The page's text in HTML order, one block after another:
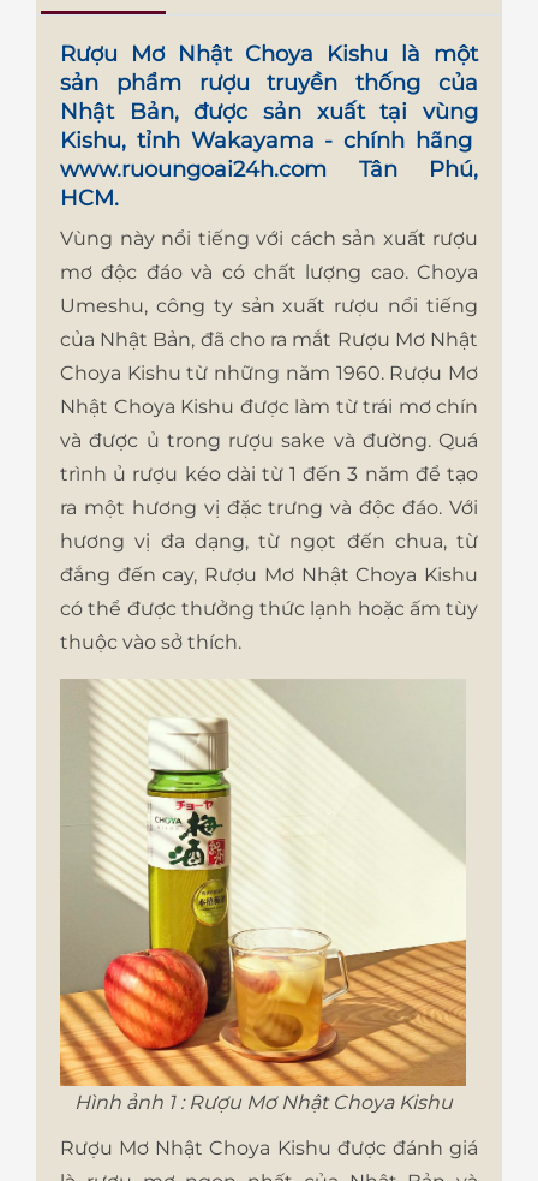
Rượu Mơ Nhật Choya Kishu là một
sản phẩm rượu truyền thống của
Nhật Bản, được sản xuất tại vùng
Kishu, tỉnh Wakayama - chính hãng
www.ruoungoai24h.com Tân Phú,
HCM.
Vùng này nổi tiếng với cách sản xuất rượu
mơ độc đáo và có chất lượng cao. Choya
Umeshu, công ty sản xuất rượu nổi tiếng
của Nhật Bản, đã cho ra mắt Rượu Mơ Nhật
Choya Kishu từ những năm 1960. Rượu Mơ
Nhật Choya Kishu được làm từ trái mơ chín
và được ủ trong rượu sake và đường. Quá
trình ủ rượu kéo dài từ 1 đến 3 năm để tạo
ra một hương vị đặc trưng và độc đáo. Với
hương vị đa dạng, từ ngọt đến chua, từ
đắng đến cay, Rượu Mơ Nhật Choya Kishu
có thể được thưởng thức lạnh hoặc ấm tùy
thuộc vào sở thích.
Hình ảnh 1 : Rượu Mơ Nhật Choya Kishu
Rượu Mơ Nhật Choya Kishu được đánh giá